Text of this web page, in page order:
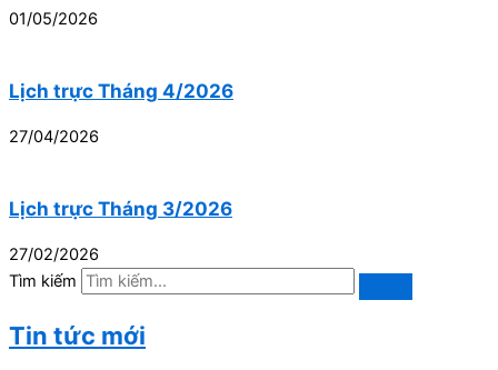
01/05/2026
Lịch trực Tháng 4/2026
27/04/2026
Lịch trực Tháng 3/2026
27/02/2026
Tìm kiếm
Tin tức mới